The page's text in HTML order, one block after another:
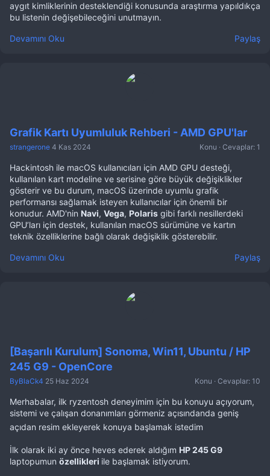
aygıt kimliklerinin desteklendiği konusunda araştırma yapıldıkça
bu listenin değişebileceğini unutmayın.
Paylaş
Devamını Oku
Grafik Kartı Uyumluluk Rehberi - AMD GPU'lar
strangerone 4 Kas 2024 Konu Cevaplar: 1
Hackintosh ile macOS kullanıcıları için AMD GPU desteği,
kullanılan kart modeline ve serisine göre büyük değişiklikler
gösterir ve bu durum, macOS üzerinde uyumlu grafik
performansı sağlamak isteyen kullanıcılar için önemli bir
konudur. AMD'nin Navi, Vega, Polaris gibi farklı nesillerdeki
GPU’ları için destek, kullanılan macOS sürümüne ve kartın
teknik özelliklerine bağlı olarak değişiklik gösterebilir.
Paylaş
Devamını Oku
[Başarılı Kurulum] Sonoma, Win11, Ubuntu / HP
245 G9 - OpenCore
ByBlaCk4 25 Haz 2024 Konu Cevaplar: 10
Merhabalar, ilk ryzentosh deneyimim için bu konuyu açıyorum,
sistemi ve çalışan donanımları görmeniz açısındanda geniş
açıdan resim ekleyerek konuya başlamak istedim
İlk olarak iki ay önce heves ederek aldığım HP 245 G9
laptopumun özellikleri ile başlamak istiyorum.